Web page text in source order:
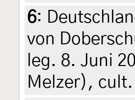
6:
von
leg. 8. Juni
Melzer),